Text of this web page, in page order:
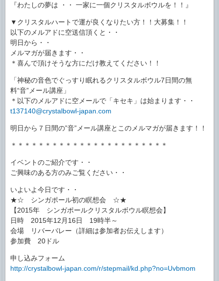
『わたしの夢は ・・ 一家に一個クリスタルボウルを！！』
▼クリスタルハートで運が良くなりたい方！！大募集！！
以下のメルアドに空送信頂くと・・
明日から・・
メルマガが届きます・・
＊喜んで頂けそうな方にだけ教えてください！！
「神秘の音色でぐっすり眠れるクリスタルボウル7日間の無
料“音”メール講座」
＊以下のメルアドに空メールで「キセキ」は始まります・・
t137140@crystalbowl-japan.com
明日から７日間の”音”メール講座とこのメルマガが届きます！！
＊＊＊＊＊＊＊＊＊＊＊＊＊＊＊＊＊＊＊＊＊＊＊
イベントのご紹介です・・
ご興味のある方のみご覧ください・・
いよいよ今日です・・
★☆ シンガポール初の瞑想会 ☆★
【2015年 シンガポールクリスタルボウル瞑想会】
日時 2015年12月16日 19時半～
会場 リバーバレー（詳細は参加者お伝えします）
参加費 20ドル
申し込みフォーム
http://crystalbowl-japan.com/r/stepmail/kd.php?no=Uvbmom